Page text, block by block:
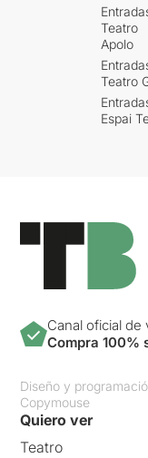
Teatro
Apolo
Teatro
Espai
Canal oficial de
Compra 100%
Diseño y
Copymouse
Quiero ver
Teatro